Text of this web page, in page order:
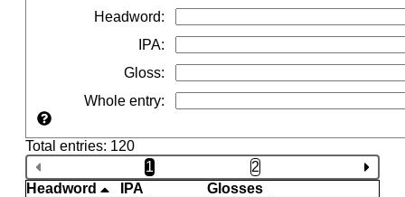
Headword:
IPA:
Gloss:
Whole entry:
Total entries: 120
1
2
Headword
IPA
Glosses